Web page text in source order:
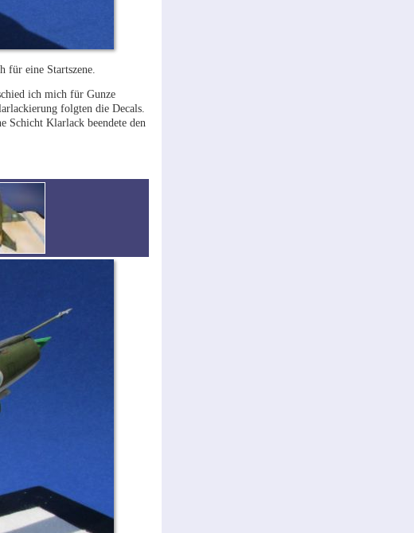
für eine Startszene.
ich mich für Gunze
folgten die Decals.
Schicht Klarlack beendete den